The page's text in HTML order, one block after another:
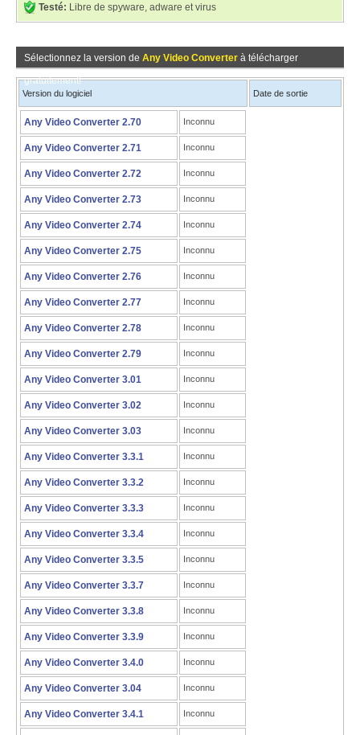
Testé: Libre de spyware, adware et virus
Sélectionnez la version de Any Video Converter à télécharger
gratuitement!
Version du logiciel Date de sortie
Any Video Converter 2.70 Inconnu
Any Video Converter 2.71 Inconnu
Any Video Converter 2.72 Inconnu
Any Video Converter 2.73 Inconnu
Any Video Converter 2.74 Inconnu
Any Video Converter 2.75 Inconnu
Any Video Converter 2.76 Inconnu
Any Video Converter 2.77 Inconnu
Any Video Converter 2.78 Inconnu
Any Video Converter 2.79 Inconnu
Any Video Converter 3.01 Inconnu
Any Video Converter 3.02 Inconnu
Any Video Converter 3.03 Inconnu
Any Video Converter 3.3.1 Inconnu
Any Video Converter 3.3.2 Inconnu
Any Video Converter 3.3.3 Inconnu
Any Video Converter 3.3.4 Inconnu
Any Video Converter 3.3.5 Inconnu
Any Video Converter 3.3.7 Inconnu
Any Video Converter 3.3.8 Inconnu
Any Video Converter 3.3.9 Inconnu
Any Video Converter 3.4.0 Inconnu
Any Video Converter 3.04 Inconnu
Any Video Converter 3.4.1 Inconnu